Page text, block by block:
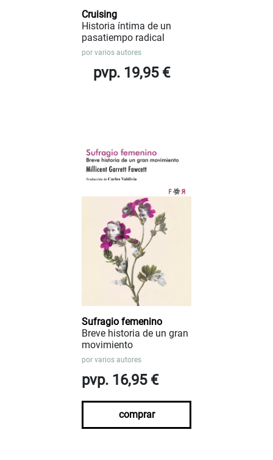
Cruising
Historia íntima de un
pasatiempo radical
por varios autores
pvp. 19,95 €
Sufragio femenino
Breve historia de un gran
movimiento
por varios autores
pvp. 16,95 €
comprar